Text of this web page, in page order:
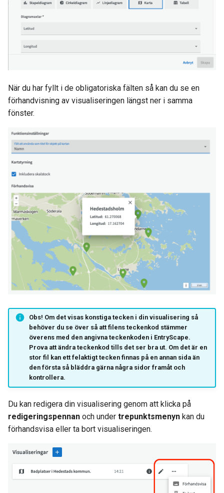
När du har fyllt i de obligatoriska fälten så kan du se en
förhandvisning av visualiseringen längst ner i samma
fönster.
Obs! Om det visas konstiga tecken i din visualisering så
behöver du se över så att filens teckenkod stämmer
överens med den angivna teckenkoden i EntryScape.
Prova att ändra teckenkod tills det ser bra ut. Om det är en
stor fil kan ett felaktigt tecken finnas på en annan sida än
den första så bläddra gärna några sidor framåt och
kontrollera.
Du kan redigera din visualisering genom att klicka på
redigeringspennan och under trepunktsmenyn kan du
förhandsvisa eller ta bort visualiseringen.